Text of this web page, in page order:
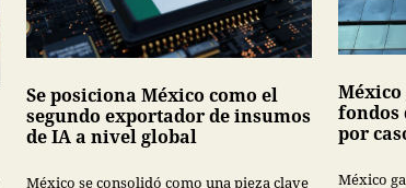
Se posiciona México como el
segundo exportador de insumos
de IA a nivel global
México se consolidó como una pieza clave
fondos
por
México